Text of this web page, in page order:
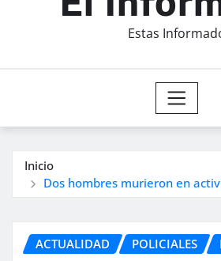
Estas
Inicio
Dos hombres murieron en
ACTUALIDAD POLICIALES